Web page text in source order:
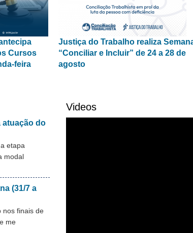
Cursos
feira
Justiça do Trabalho realiza
“Conciliar e Incluir” de 24 a 28 de
agosto
atuação do
etapa
modal
(31/7 a
nos finais de
me
Videos